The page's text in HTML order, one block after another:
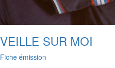
VEILLE SUR MOI
Fiche émission